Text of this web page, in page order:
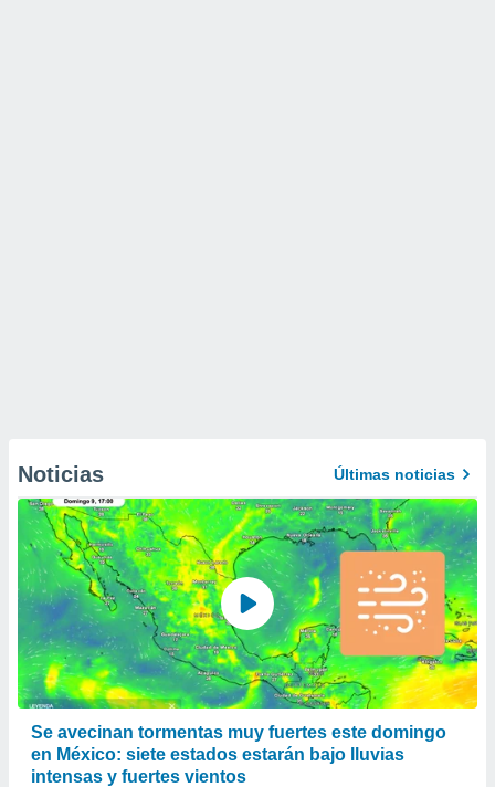
Noticias Últimas noticias
Se avecinan tormentas muy fuertes este domingo
en México: siete estados estarán bajo lluvias
intensas y fuertes vientos